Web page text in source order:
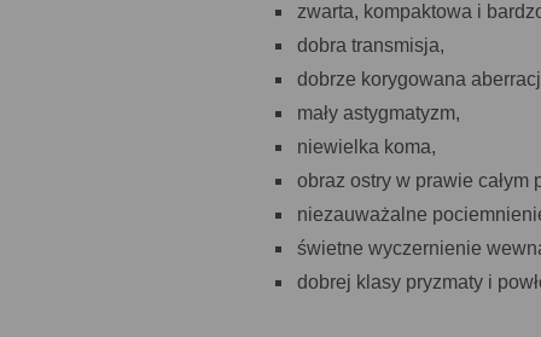
zwarta, kompaktowa i
dobra transmisja,
dobrze korygowana
mały astygmatyzm,
niewielka koma,
obraz ostry w prawie całym
niezauważalne
świetne wyczernienie
dobrej klasy pryzmaty i